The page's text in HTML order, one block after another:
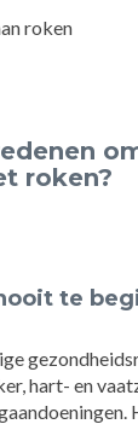
roken?
te
hart- en